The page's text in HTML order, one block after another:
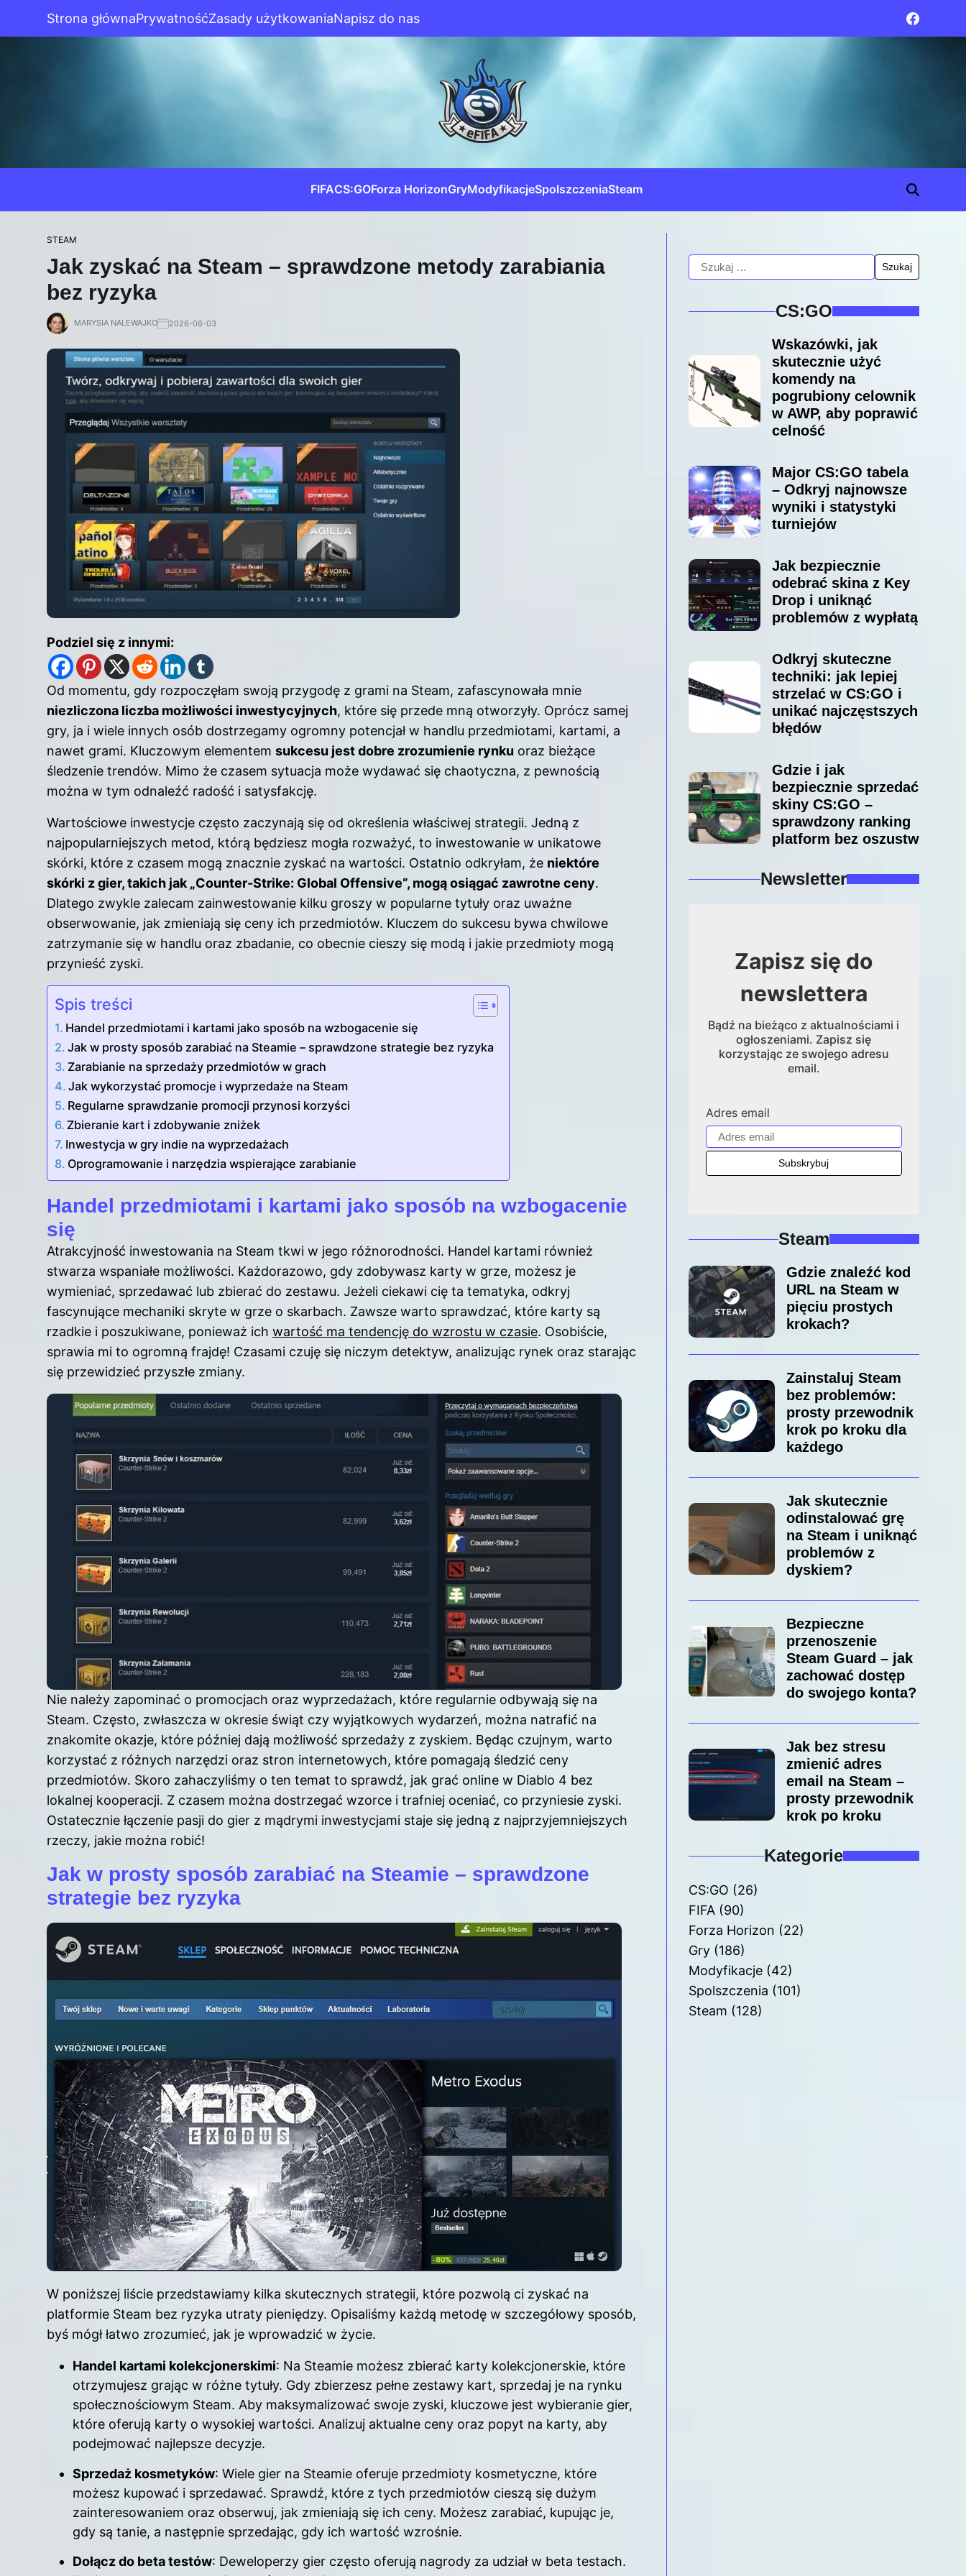
Strona głównaPrywatnośćZasady użytkowaniaNapisz do nas
FIFACS:GOForza HorizonGryModyfikacjeSpolszczeniaSteam
STEAM
Jak zyskać na Steam – sprawdzone metody zarabiania
bez ryzyka
MARYSIA NALEWAJKO 2026-06-03
Podziel się z innymi:
Od momentu, gdy rozpoczęłam swoją przygodę z grami na Steam, zafascynowała mnie
niezliczona liczba możliwości inwestycyjnych, które się przede mną otworzyły. Oprócz samej
gry, ja i wiele innych osób dostrzegamy ogromny potencjał w handlu przedmiotami, kartami, a
nawet grami. Kluczowym elementem sukcesu jest dobre zrozumienie rynku oraz bieżące
śledzenie trendów. Mimo że czasem sytuacja może wydawać się chaotyczna, z pewnością
można w tym odnaleźć radość i satysfakcję.
Wartościowe inwestycje często zaczynają się od określenia właściwej strategii. Jedną z
najpopularniejszych metod, którą będziesz mogła rozważyć, to inwestowanie w unikatowe
skórki, które z czasem mogą znacznie zyskać na wartości. Ostatnio odkryłam, że niektóre
skórki z gier, takich jak „Counter-Strike: Global Offensive”, mogą osiągać zawrotne ceny.
Dlatego zwykle zalecam zainwestowanie kilku groszy w popularne tytuły oraz uważne
obserwowanie, jak zmieniają się ceny ich przedmiotów. Kluczem do sukcesu bywa chwilowe
zatrzymanie się w handlu oraz zbadanie, co obecnie cieszy się modą i jakie przedmioty mogą
przynieść zyski.
Spis treści
Handel przedmiotami i kartami jako sposób na wzbogacenie się
Jak w prosty sposób zarabiać na Steamie – sprawdzone strategie bez ryzyka
Zarabianie na sprzedaży przedmiotów w grach
Jak wykorzystać promocje i wyprzedaże na Steam
Regularne sprawdzanie promocji przynosi korzyści
Zbieranie kart i zdobywanie zniżek
Inwestycja w gry indie na wyprzedażach
Oprogramowanie i narzędzia wspierające zarabianie
Handel przedmiotami i kartami jako sposób na wzbogacenie
się
Atrakcyjność inwestowania na Steam tkwi w jego różnorodności. Handel kartami również
stwarza wspaniałe możliwości. Każdorazowo, gdy zdobywasz karty w grze, możesz je
wymieniać, sprzedawać lub zbierać do zestawu. Jeżeli ciekawi cię ta tematyka, odkryj
fascynujące mechaniki skryte w grze o skarbach. Zawsze warto sprawdzać, które karty są
rzadkie i poszukiwane, ponieważ ich wartość ma tendencję do wzrostu w czasie. Osobiście,
sprawia mi to ogromną frajdę! Czasami czuję się niczym detektyw, analizując rynek oraz starając
się przewidzieć przyszłe zmiany.
Nie należy zapominać o promocjach oraz wyprzedażach, które regularnie odbywają się na
Steam. Często, zwłaszcza w okresie świąt czy wyjątkowych wydarzeń, można natrafić na
znakomite okazje, które później dają możliwość sprzedaży z zyskiem. Będąc czujnym, warto
korzystać z różnych narzędzi oraz stron internetowych, które pomagają śledzić ceny
przedmiotów. Skoro zahaczyliśmy o ten temat to sprawdź, jak grać online w Diablo 4 bez
lokalnej kooperacji. Z czasem można dostrzegać wzorce i trafniej oceniać, co przyniesie zyski.
Ostatecznie łączenie pasji do gier z mądrymi inwestycjami staje się jedną z najprzyjemniejszych
rzeczy, jakie można robić!
Jak w prosty sposób zarabiać na Steamie – sprawdzone
strategie bez ryzyka
W poniższej liście przedstawiamy kilka skutecznych strategii, które pozwolą ci zyskać na
platformie Steam bez ryzyka utraty pieniędzy. Opisaliśmy każdą metodę w szczegółowy sposób,
byś mógł łatwo zrozumieć, jak je wprowadzić w życie.
Handel kartami kolekcjonerskimi: Na Steamie możesz zbierać karty kolekcjonerskie, które
otrzymujesz grając w różne tytuły. Gdy zbierzesz pełne zestawy kart, sprzedaj je na rynku
społecznościowym Steam. Aby maksymalizować swoje zyski, kluczowe jest wybieranie gier,
które oferują karty o wysokiej wartości. Analizuj aktualne ceny oraz popyt na karty, aby
podejmować najlepsze decyzje.
Sprzedaż kosmetyków: Wiele gier na Steamie oferuje przedmioty kosmetyczne, które
możesz kupować i sprzedawać. Sprawdź, które z tych przedmiotów cieszą się dużym
zainteresowaniem oraz obserwuj, jak zmieniają się ich ceny. Możesz zarabiać, kupując je,
gdy są tanie, a następnie sprzedając, gdy ich wartość wzrośnie.
Dołącz do beta testów: Deweloperzy gier często oferują nagrody za udział w beta testach.
CS:GO
Wskazówki, jak
skutecznie użyć
komendy na
pogrubiony celownik
w AWP, aby poprawić
celność
Major CS:GO tabela
– Odkryj najnowsze
wyniki i statystyki
turniejów
Jak bezpiecznie
odebrać skina z Key
Drop i uniknąć
problemów z wypłatą
Odkryj skuteczne
techniki: jak lepiej
strzelać w CS:GO i
unikać najczęstszych
błędów
Gdzie i jak
bezpiecznie sprzedać
skiny CS:GO –
sprawdzony ranking
platform bez oszustw
Newsletter
Zapisz się do
newslettera
Bądź na bieżąco z aktualnościami i
ogłoszeniami. Zapisz się
korzystając ze swojego adresu
email.
Adres email
Steam
Gdzie znaleźć kod
URL na Steam w
pięciu prostych
krokach?
Zainstaluj Steam
bez problemów:
prosty przewodnik
krok po kroku dla
każdego
Jak skutecznie
odinstalować grę
na Steam i uniknąć
problemów z
dyskiem?
Bezpieczne
przenoszenie
Steam Guard – jak
zachować dostęp
do swojego konta?
Jak bez stresu
zmienić adres
email na Steam –
prosty przewodnik
krok po kroku
Kategorie
CS:GO (26)
FIFA(90)
Forza Horizon (22)
Gry(186)
Modyfikacje(42)
Spolszczenia (101)
Steam (128)